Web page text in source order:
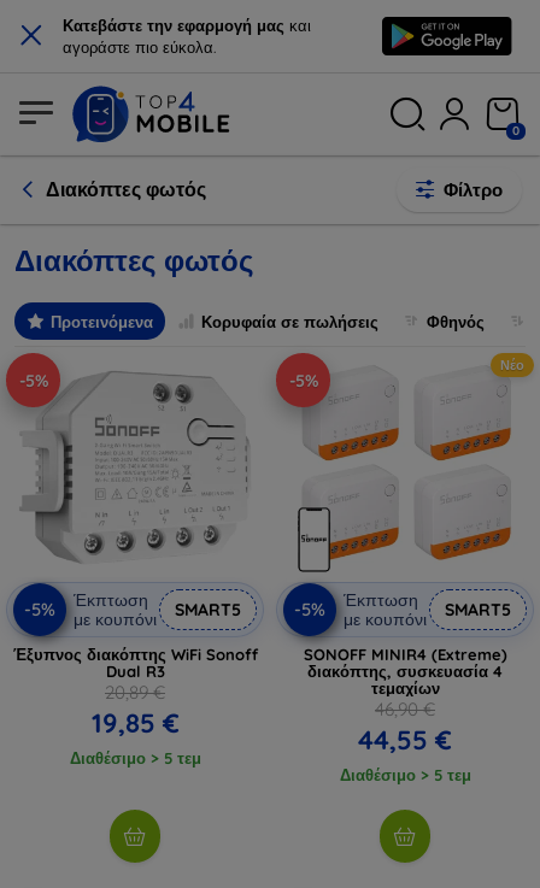
× Κατεβάστε την εφαρμογή μας και
αγοράστε πιο εύκολα.
0
Διακόπτες φωτός Φίλτρο
Διακόπτες φωτός
Προτεινόμενα Κορυφαία σε πωλήσεις Φθηνός
-5%
-5%
Έκπτωση
με κουπόνι
SMART5
Έξυπνος διακόπτης WiFi Sonoff
Dual R3
20,89 €
19,85 €
Διαθέσιμο > 5 τεμ
-5%
Νέο
-5%
Έκπτωση
με κουπόνι
SMART5
SONOFF MINIR4 (Extreme)
διακόπτης, συσκευασία 4
τεμαχίων
46,90 €
44,55 €
Διαθέσιμο > 5 τεμ